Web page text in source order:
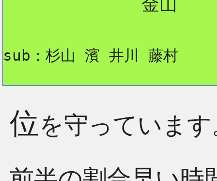
sub：杉山 濱 井川 藤村
位を守っていま